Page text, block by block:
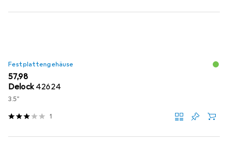
Festplattengehäuse
EUR
57,98
Delock 42624
3.5"
1